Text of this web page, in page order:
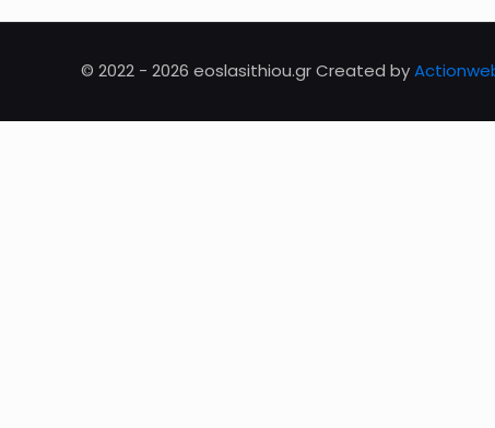
© 2022 - 2026 eoslasithiou.gr Created by